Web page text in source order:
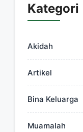
Kategori
Akidah
Artikel
Bina Keluarga
Muamalah